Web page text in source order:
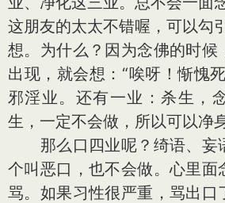
这朋友的太太不错喔，可以勾
想。为什么？因为念佛的时候
出现，就会想：“唉呀！惭愧
邪淫业。还有一业：杀生，
生，一定不会做，所以可以净
那么口四业呢？绮语、妄
个叫恶口，也不会做。心里面
骂。如果习性很严重，骂出口